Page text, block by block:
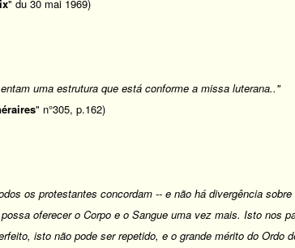
" du 30 mai 1969)
uma estrutura que está conforme a missa luterana.."
" n°305, p.162)
os protestantes concordam -- e não há divergência
oferecer o Corpo e o Sangue uma vez mais. Isto nos
isto não pode ser repetido, e o grande mérito do Ordo